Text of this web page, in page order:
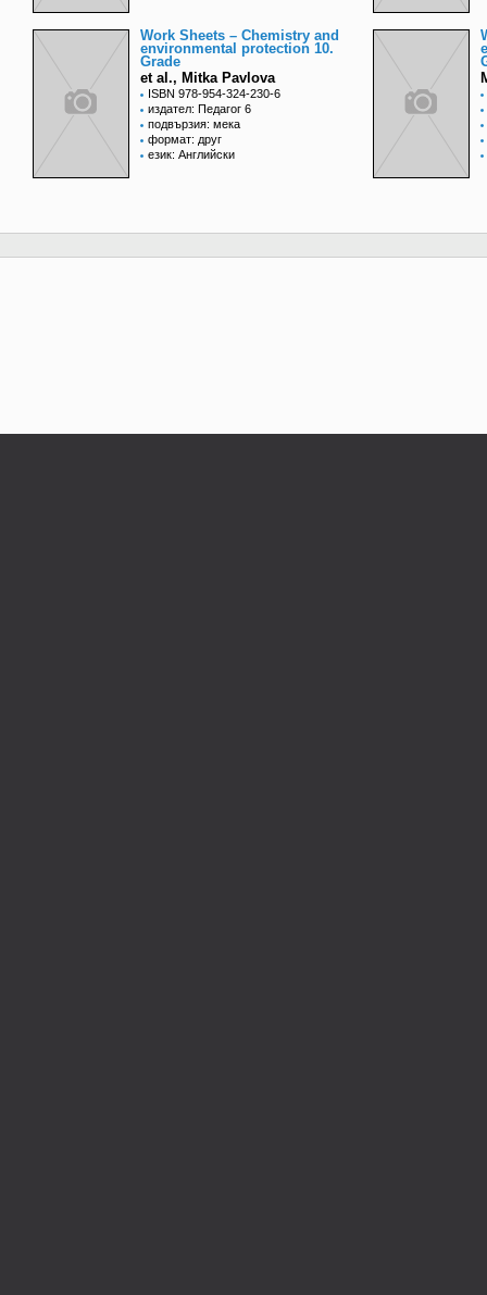
Work Sheets – Chemistry and
environmental protection 10.
Grade
et al., Mitka Pavlova
ISBN 978-954-324-230-6
издател: Педагог 6
подвързия: мека
формат: друг
език: Английски